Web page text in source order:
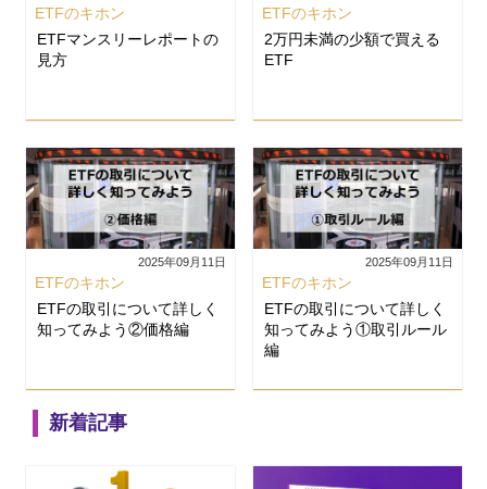
ETFのキホン
ETFマンスリーレポートの
見方
ETFのキホン
2万円未満の少額で買える
ETF
2025年09月11日
ETFのキホン
ETFの取引について詳しく
知ってみよう②価格編
2025年09月11日
ETFのキホン
ETFの取引について詳しく
知ってみよう①取引ルール
編
新着記事